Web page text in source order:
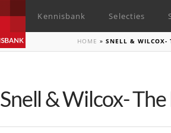
Kennisbank Selecties
HOME »SNELL & WILCOX-
Snell & Wilcox-